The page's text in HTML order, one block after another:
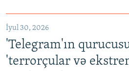
İyul 30, 2026
'Telegram'ın
'terrorçular və